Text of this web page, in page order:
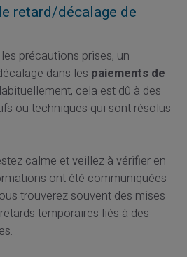
retard/décalage de
précautions prises, un
dans les paiements de
cela est dû à des
ou techniques qui sont résolus
calme et veillez à vérifier en
ont été communiquées
trouverez souvent des mises
temporaires liés à des